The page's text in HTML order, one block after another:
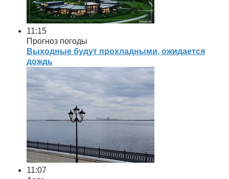
11:15
Прогноз погоды
Выходные будут прохладными, ожидается
дождь
11:07